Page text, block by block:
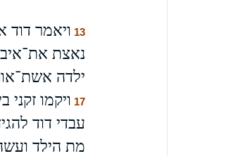
13 ויאמר דוד
נאצת
ילדה
17 ויקמו
עבדי דוד
מת הילד